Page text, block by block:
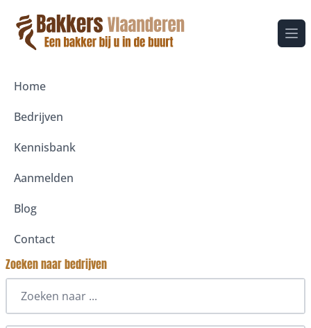
Home
Bedrijven
Kennisbank
Aanmelden
Blog
Contact
Zoeken naar bedrijven